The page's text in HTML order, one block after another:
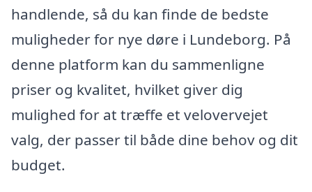
handlende, så du kan finde de bedste
muligheder for nye døre i Lundeborg. På
denne platform kan du sammenligne
priser og kvalitet, hvilket giver dig
mulighed for at træffe et velovervejet
valg, der passer til både dine behov og dit
budget.